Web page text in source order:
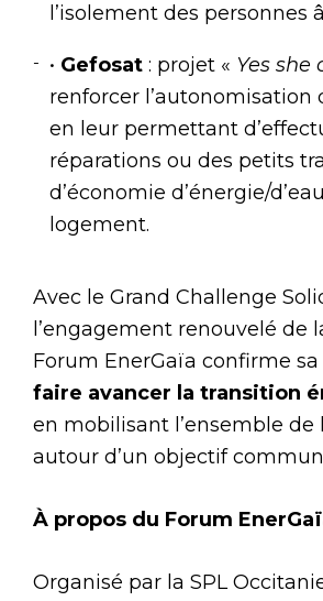
l’isolement des personnes
• Gefosat : projet « Yes she
renforcer l’autonomisation
en leur permettant
réparations ou des petits
d’économie d’énergie/
logement.
Avec le Grand Challenge
l’engagement renouvelé de
Forum EnerGaïa confirme
faire avancer la transition
en mobilisant l’ensemble de
autour d’un objectif
À propos du Forum
Organisé par la SPL